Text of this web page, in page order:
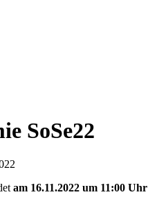
SoSe22
am 16.11.2022 um 11:00 Uhr